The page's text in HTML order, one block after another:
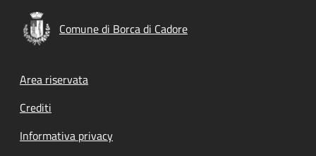
Comune di Borca di Cadore
Footer menu
Area riservata
Crediti
Informativa privacy